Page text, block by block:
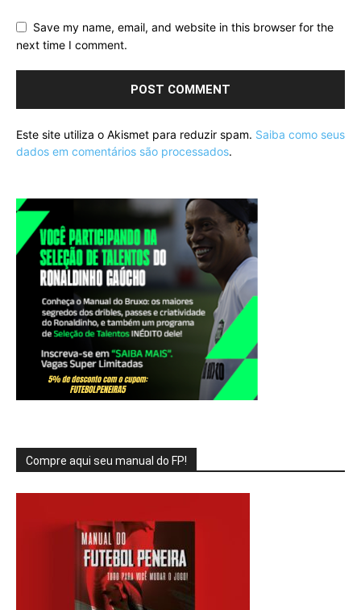
Save my name, email, and website in this browser for the
next time I comment.
Este site utiliza o Akismet para reduzir spam. Saiba como seus
dados em comentários são processados.
Compre aqui seu manual do FP!